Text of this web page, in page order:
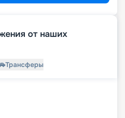
бесплатных услуг,
цены.от наших
Трансферы